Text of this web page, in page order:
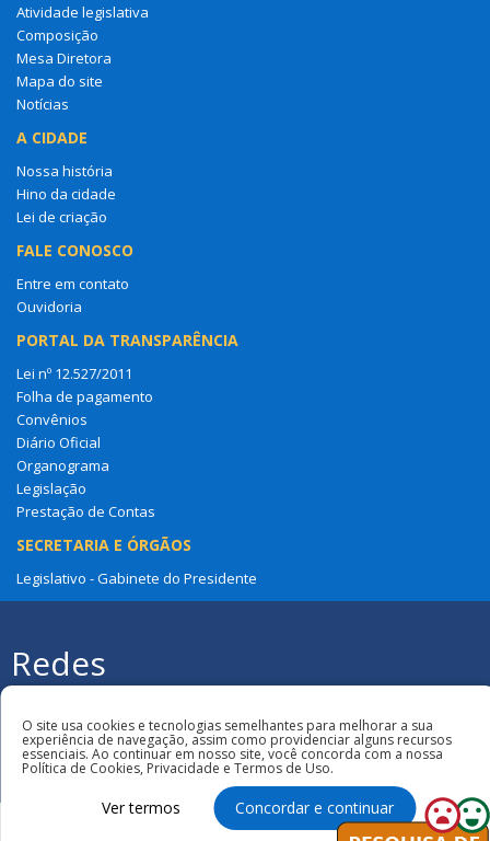
Atividade legislativa
Composição
Mesa Diretora
Mapa do site
Notícias
A CIDADE
Nossa história
Hino da cidade
Lei de criação
FALE CONOSCO
Entre em contato
Ouvidoria
PORTAL DA TRANSPARÊNCIA
Lei nº 12.527/2011
Folha de pagamento
Convênios
Diário Oficial
Organograma
Legislação
Prestação de Contas
SECRETARIA E ÓRGÃOS
Legislativo - Gabinete do Presidente
Redes
Sociais
O site usa cookies e tecnologias semelhantes para melhorar a sua
experiência de navegação, assim como providenciar alguns recursos
essenciais. Ao continuar em nosso site, você concorda com a nossa
Política de Cookies, Privacidade e Termos de Uso.
Ver termos Concordar e continuar